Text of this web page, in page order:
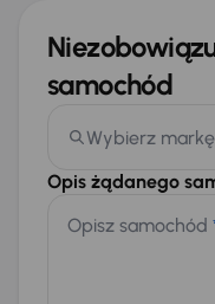
samochód
Wybierz
Opis żądanego
Opisz samochód